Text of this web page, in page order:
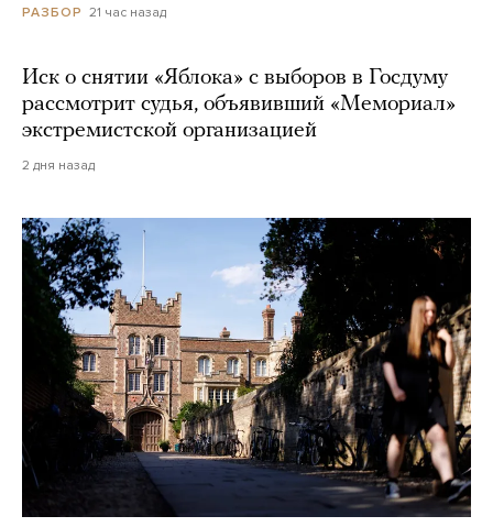
РАЗБОР 21 час назад
Иск о снятии «Яблока» с выборов в Госдуму
рассмотрит судья, объявивший «Мемориал»
экстремистской организацией
2 дня назад